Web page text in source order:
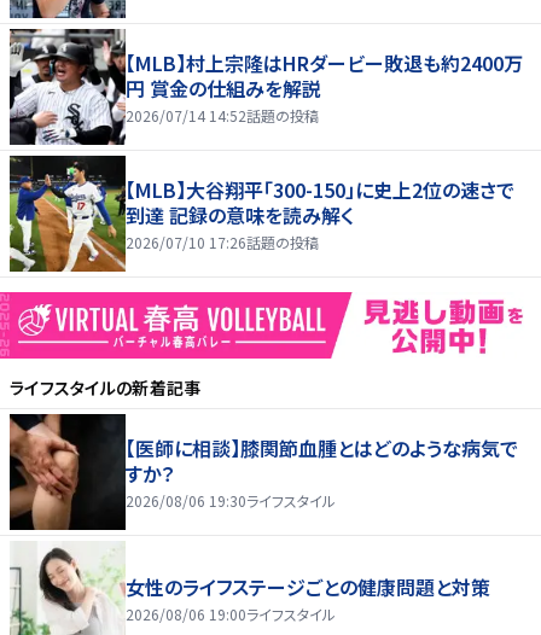
【MLB】村上宗隆はHRダービー敗退も約2400万
円 賞金の仕組みを解説
2026/07/14 14:52話題の投稿
【MLB】大谷翔平「300-150」に史上2位の速さで
到達 記録の意味を読み解く
2026/07/10 17:26話題の投稿
ライフスタイルの新着記事
【医師に相談】膝関節血腫とはどのような病気で
すか？
2026/08/06 19:30ライフスタイル
女性のライフステージごとの健康問題と対策
2026/08/06 19:00ライフスタイル